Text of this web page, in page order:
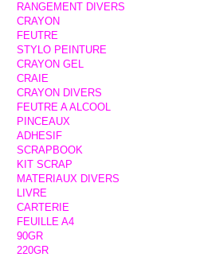
RANGEMENT DIVERS
CRAYON
FEUTRE
STYLO PEINTURE
CRAYON GEL
CRAIE
CRAYON DIVERS
FEUTRE A ALCOOL
PINCEAUX
ADHESIF
SCRAPBOOK
KIT SCRAP
MATERIAUX DIVERS
LIVRE
CARTERIE
FEUILLE A4
90GR
220GR